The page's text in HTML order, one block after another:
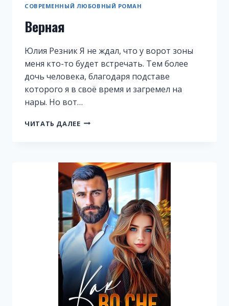
СОВРЕМЕННЫЙ ЛЮБОВНЫЙ РОМАН
Верная
Юлия Резник Я не ждал, что у ворот зоны
меня кто-то будет встречать. Тем более
дочь человека, благодаря подставе
которого я в своё время и загремел на
нары. Но вот…
ЧИТАТЬ ДАЛЕЕ ВЕРНАЯ